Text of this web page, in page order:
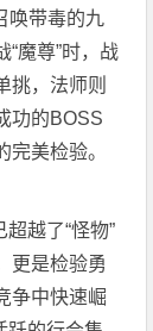
唤带毒的九
“魔尊”时，战
挑，法师则
功的BOSS
美检验。
越了“怪物”
更是检验勇
争中快速崛